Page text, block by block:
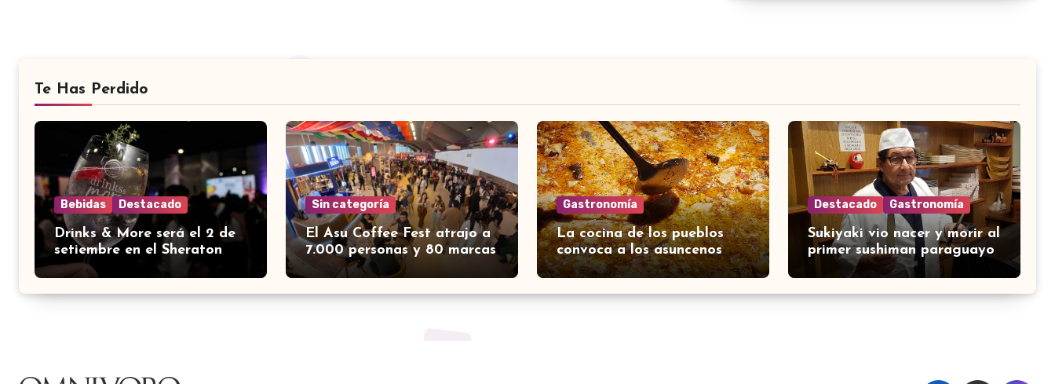
Te Has Perdido
Bebidas Destacado
Drinks & More será el 2 de
setiembre en el Sheraton
Sin categoría
El Asu Coffee Fest atrajo a
7.000 personas y 80 marcas
Gastronomía
La cocina de los pueblos
convoca a los asuncenos
Destacado Gastronomía
Sukiyaki vio nacer y morir al
primer sushiman paraguayo